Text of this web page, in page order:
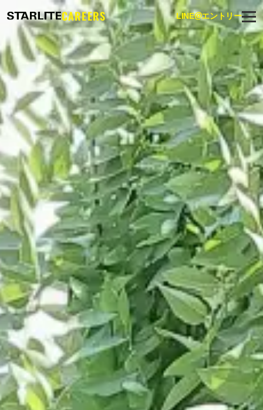
スターライト採用リクルートサイト
CAREERS LINE@エントリー